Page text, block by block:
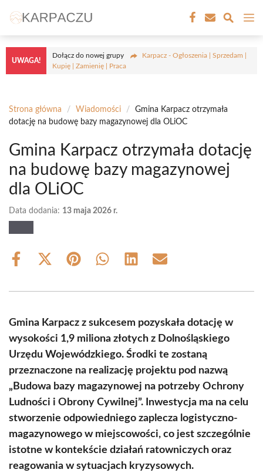
treści
UWAGA!
Dołącz do nowej grupy
Karpacz - Ogłoszenia | Sprzedam |
Kupię | Zamienię | Praca
Strona główna / Wiadomości /
Gmina Karpacz otrzymała
dotację na budowę bazy magazynowej dla OLiOC
Gmina Karpacz otrzymała dotację
na budowę bazy magazynowej
dla OLiOC
Data dodania: 13 maja 2026 r.
Share
Share
(Twitter)
Share Share Share Share
Gmina Karpacz z sukcesem pozyskała dotację w
wysokości 1,9 miliona złotych z Dolnośląskiego
Urzędu Wojewódzkiego. Środki te zostaną
przeznaczone na realizację projektu pod nazwą
„Budowa bazy magazynowej na potrzeby Ochrony
Ludności i Obrony Cywilnej”. Inwestycja ma na celu
stworzenie odpowiedniego zaplecza logistyczno-
magazynowego w miejscowości, co jest szczególnie
istotne w kontekście działań ratowniczych oraz
reagowania w sytuacjach kryzysowych.